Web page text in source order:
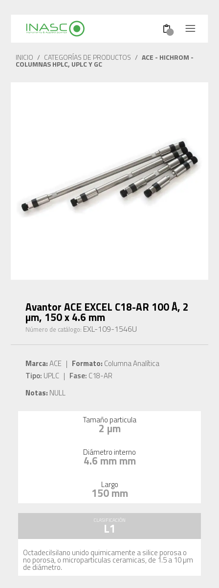
INICIO / CATEGORÍAS DE PRODUCTOS / ACE - HICHROM -
COLUMNAS HPLC, UPLC Y GC
Avantor ACE EXCEL C18-AR 100 Å, 2
µm, 150 x 4.6 mm
Número de catálogo: EXL-109-1546U
Marca:ACE | Formato: Columna Analítica
Tipo: UPLC | Fase: C18-AR
Notas: NULL
Tamaño particula
2 µm
Diámetro interno
4.6 mm mm
Largo
150 mm
CLASIFICACIÓN
L1
Octadecilsilano unido quimicamente a silice porosa o
no porosa, o microparticulas ceramicas, de 1.5 a 10 µm
de diámetro.